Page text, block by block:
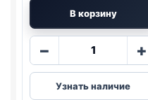
В корзину
−
Количество
Pedigree
(ВСЕ
+
Узнать наличие